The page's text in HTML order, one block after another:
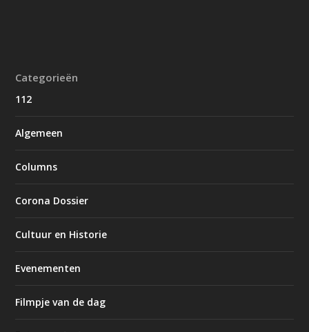
Categorieën
112
Algemeen
Columns
Corona Dossier
Cultuur en Historie
Evenementen
Filmpje van de dag